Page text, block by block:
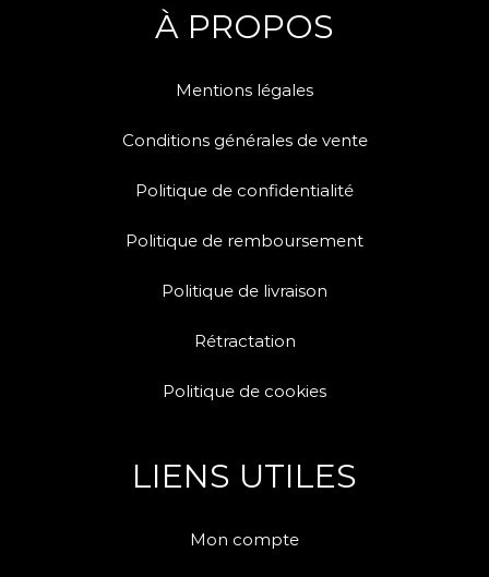
À PROPOS
Mentions légales
Conditions générales de vente
Politique de confidentialité
Politique de remboursement
Politique de livraison
Rétractation
Politique de cookies
LIENS UTILES
Mon compte